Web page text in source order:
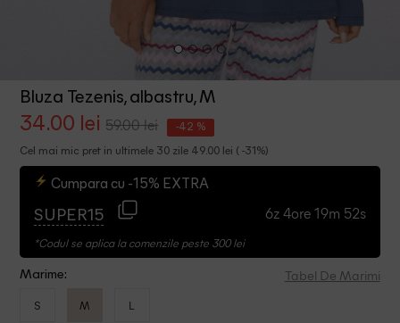
Bluza Tezenis, albastru, M
34.00 lei 59.00 lei -42 %
Cel mai mic pret in ultimele 30 zile 49.00 lei ( -31%)
Cumpara cu -15% EXTRA
SUPER15 6z 4ore 19m 51s
*Codul se aplica la comenzile peste 300 lei
Marime: Tabel De Marimi
S M L